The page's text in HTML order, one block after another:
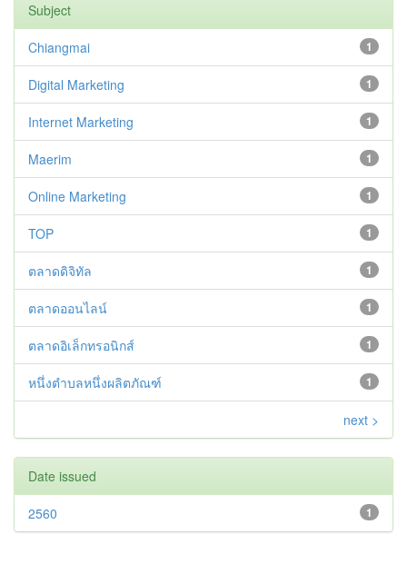
Subject
1
Chiangmai
1
Digital Marketing
1
Internet Marketing
1
Maerim
1
Online Marketing
1
TOP
1
ตลาดดิจิทัล
1
ตลาดออนไลน์
1
ตลาดอิเล็กทรอนิกส์
1
หนึ่งตำบลหนึ่งผลิตภัณฑ์
next >
Date issued
1
2560